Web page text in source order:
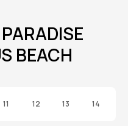
BEACH
11 12 13 14